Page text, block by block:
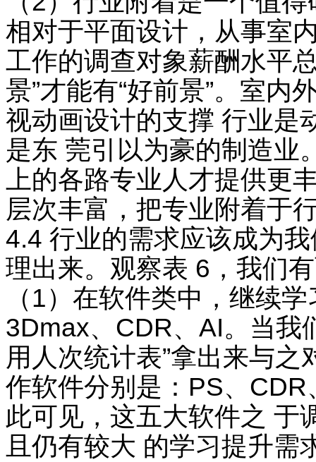
相对于平面设计，从事室
工作的调查对象薪酬水平
景”才能有“好前景”。室
视动画设计的支撑 行业是
是东 莞引以为豪的制造业
上的各路专业人才提供更
层次丰富，把专业附着于
4.4 行业的需求应该成为
理出来。观察表 6，我们
（1）在软件类中，继续
3Dmax、CDR、AI。当我
用人次统计表”拿出来与
作软件分别是：PS、
此可见，这五大软件之 于
且仍有较大 的学习提升需